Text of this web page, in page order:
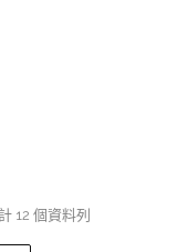
12 個資料列